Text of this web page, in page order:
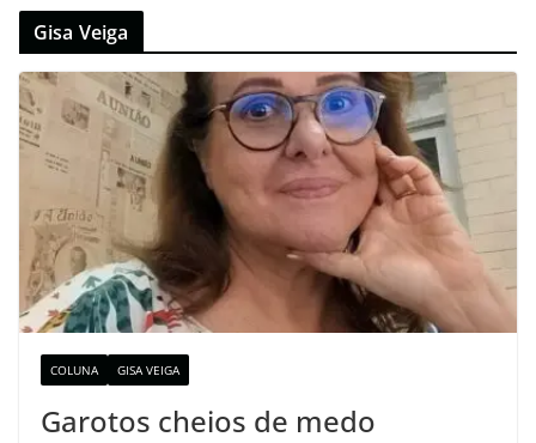
Gisa Veiga
COLUNA GISA VEIGA
Garotos cheios de medo